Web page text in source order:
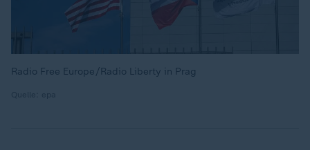
Radio Free Europe/Radio Liberty in Prag